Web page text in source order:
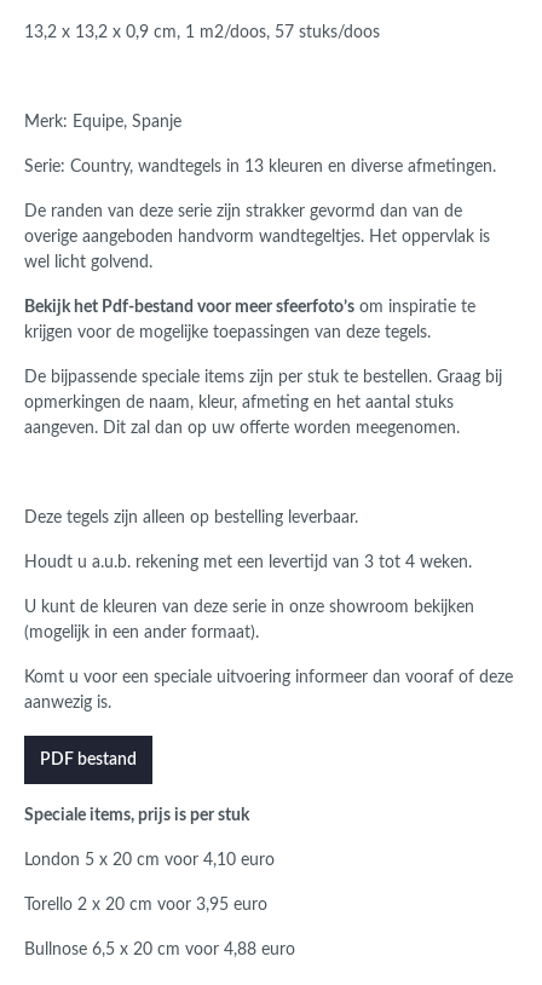
13,2 x 13,2 x 0,9 cm, 1 m2/doos, 57 stuks/doos
Merk: Equipe, Spanje
Serie: Country, wandtegels in 13 kleuren en diverse afmetingen.
De randen van deze serie zijn strakker gevormd dan van de
overige aangeboden handvorm wandtegeltjes. Het oppervlak is
wel licht golvend.
Bekijk het Pdf-bestand voor meer sfeerfoto’s om inspiratie te
krijgen voor de mogelijke toepassingen van deze tegels.
De bijpassende speciale items zijn per stuk te bestellen. Graag bij
opmerkingen de naam, kleur, afmeting en het aantal stuks
aangeven. Dit zal dan op uw offerte worden meegenomen.
Deze tegels zijn alleen op bestelling leverbaar.
Houdt u a.u.b. rekening met een levertijd van 3 tot 4 weken.
U kunt de kleuren van deze serie in onze showroom bekijken
(mogelijk in een ander formaat).
Komt u voor een speciale uitvoering informeer dan vooraf of deze
aanwezig is.
PDF bestand
Speciale items, prijs is per stuk
London 5 x 20 cm voor 4,10 euro
Torello 2 x 20 cm voor 3,95 euro
Bullnose 6,5 x 20 cm voor 4,88 euro